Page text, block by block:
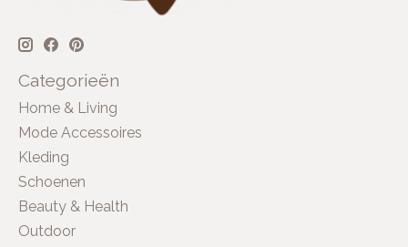
Categorieën
Home & Living
Mode Accessoires
Kleding
Schoenen
Beauty & Health
Outdoor